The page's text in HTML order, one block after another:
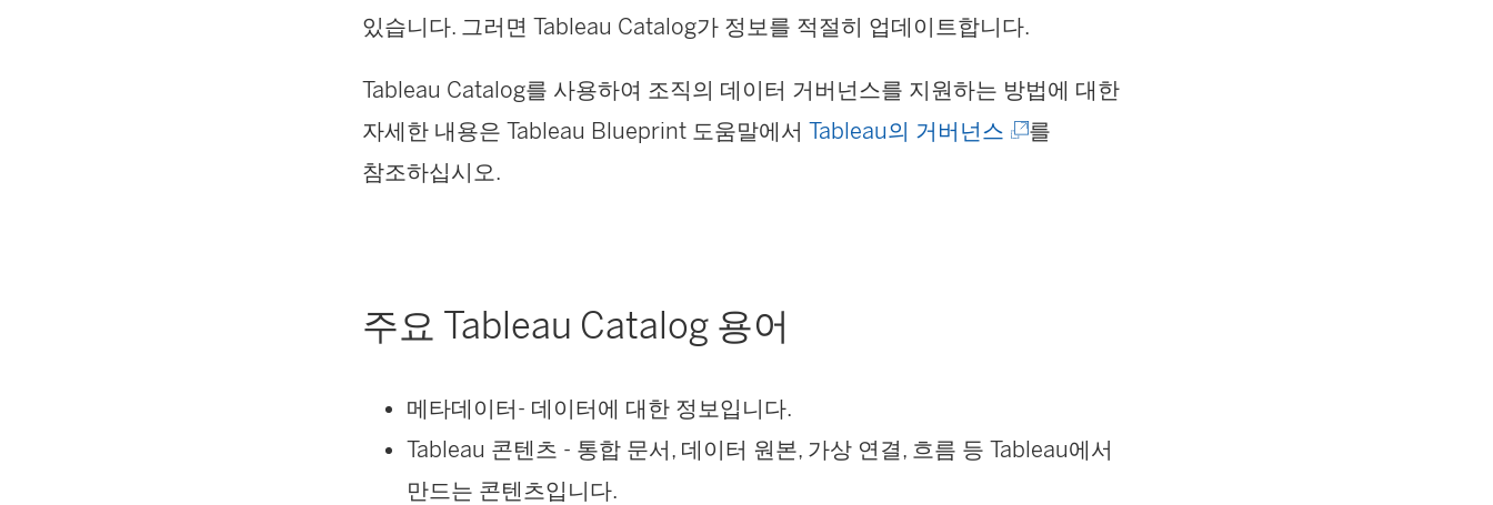
있습니다. 그러면 Tableau Catalog가 정보를 적절히 업데이트합니다.
Tableau Catalog를 사용하여 조직의 데이터 거버넌스를 지원하는 방법에 대한
자세한 내용은 Tableau Blueprint 도움말에서Tableau의 거버넌스 (
열
를
참조하십시오.
주요 Tableau Catalog 용어
메타데이터- 데이터에 대한 정보입니다.
Tableau 콘텐츠 - 통합 문서, 데이터 원본, 가상 연결, 흐름 등 Tableau에서
만드는 콘텐츠입니다.